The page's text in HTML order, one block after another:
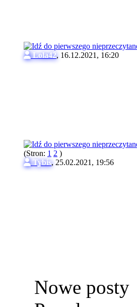
Lola42, 16.12.2021, 16:20
(Stron: 1 2 )
Tybis, 25.02.2021, 19:56
Nowe posty